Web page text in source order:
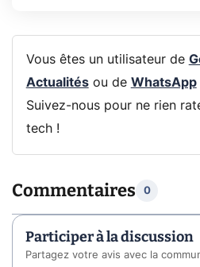
Vous êtes un utilisateur de
Actualitésou de WhatsApp
Suivez-nous pour ne rien
tech !
Commentaires 0
Participer à la discussion
Partagez votre avis avec la